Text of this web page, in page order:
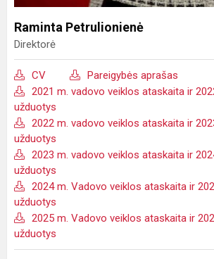
Raminta Petrulionienė
Direktorė
CV
Pareigybės aprašas
2021 m. vadovo veiklos ataskaita ir
užduotys
2022 m. vadovo veiklos ataskaita ir
užduotys
2023 m. vadovo veiklos ataskaita ir
užduotys
2024 m. Vadovo veiklos ataskaita ir
užduotys
2025 m. Vadovo veiklos ataskaita ir
užduotys